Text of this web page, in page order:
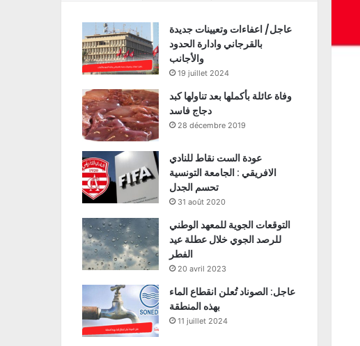
عاجل/ اعفاءات وتعيينات جديدة
بالقرجاني وادارة الحدود
والأجانب
19 juillet 2024
وفاة عائلة بأكملها بعد تناولها كبد
دجاج فاسد
28 décembre 2019
عودة الست نقاط للنادي
الافريقي : الجامعة التونسية
تحسم الجدل
31 août 2020
التوقعات الجوية للمعهد الوطني
للرصد الجوي خلال عطلة عيد
الفطر
20 avril 2023
عاجل: الصوناد تُعلن انقطاع الماء
بهذه المنطقة
11 juillet 2024